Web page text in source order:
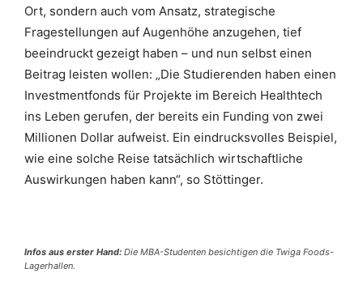
Ort, sondern auch vom Ansatz, strategische
Fragestellungen auf Augenhöhe anzugehen, tief
beeindruckt gezeigt haben – und nun selbst einen
Beitrag leisten wollen: „Die Studierenden haben einen
Investmentfonds für Projekte im Bereich Healthtech
ins Leben gerufen, der bereits ein Funding von zwei
Millionen Dollar aufweist. Ein eindrucksvolles Beispiel,
wie eine solche Reise tatsächlich wirtschaftliche
Auswirkungen haben kann“, so Stöttinger.
Infos aus erster Hand: Die MBA-Studenten besichtigen die Twiga Foods-
Lagerhallen.